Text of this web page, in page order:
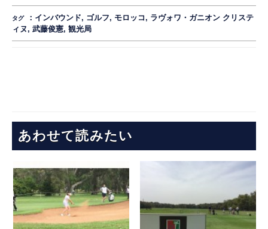
タグ ： インバウンド, ゴルフ, モロッコ , ラヴォワ・ガニオン クリステ
ィヌ ,武藤俊憲,観光局
あわせて読みたい